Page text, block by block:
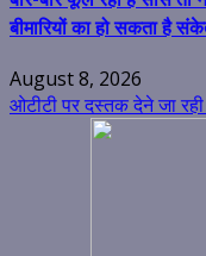
बीमारियों का हो सकता है
August 8, 2026
ओटीटी पर दस्तक देने जा रही